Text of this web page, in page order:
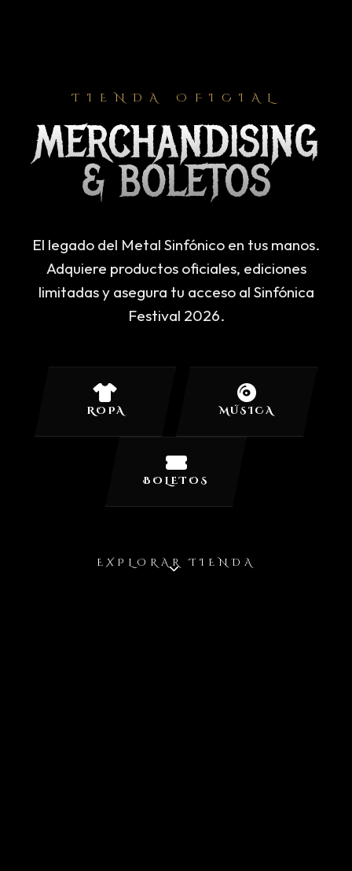
TIENDA OFICIAL
MERCHANDISING
& BOLETOS
El legado del Metal Sinfónico en tus manos.
Adquiere productos oficiales, ediciones
limitadas y asegura tu acceso al Sinfónica
Festival 2026.
ROPA MÚSICA
BOLETOS
EXPLORAR TIENDA